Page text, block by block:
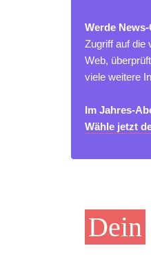
Werde
Zugriff auf die
Web,
viele weitere
Im Jahres-
Wähle jetzt
Dein